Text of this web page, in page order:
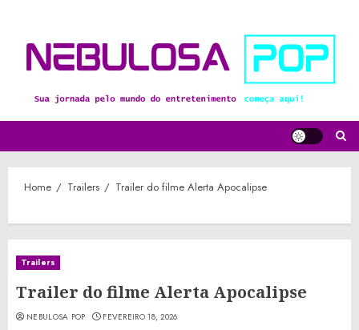
content
Home Trailers Trailer do filme Alerta Apocalipse
Trailers
Trailer do filme Alerta Apocalipse
NEBULOSA POP FEVEREIRO 18, 2026